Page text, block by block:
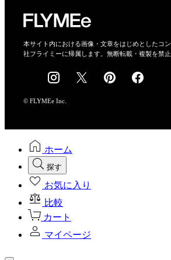
会社概要
採用情報
本サイト内における画像・文章をはじめとしたコ
社フライミーに帰属します。無断転載・複製を禁止
© FLYMEe Inc.
ホーム
探す
お気に入り
比較
カート
マイページ